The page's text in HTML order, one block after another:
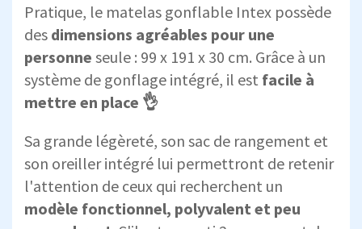
Pratique, le matelas gonflable Intex possède
des dimensions agréables pour une
personne seule : 99 x 191 x 30 cm. Grâce à un
système de gonflage intégré, il est facile à
mettre en place 👌
Sa grande légèreté, son sac de rangement et
son oreiller intégré lui permettront de retenir
l'attention de ceux qui recherchent un
modèle fonctionnel, polyvalent et peu